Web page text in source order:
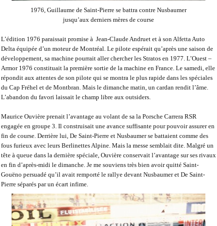
1976, Guillaume de Saint-Pierre se battra contre Nusbaumer
jusqu’aux derniers mères de course
L’édition 1976 paraissait promise à Jean-Claude Andruet et à son Alfetta Auto
Delta équipée d’un moteur de Montréal. Le pilote espérait qu’après une saison de
développement, sa machine pourrait aller chercher les Stratos en 1977. L’Ouest –
Armor 1976 constituait la première sortie de la machine en France. Le samedi, elle
répondit aux attentes de son pilote qui se montra le plus rapide dans les spéciales
du Cap Fréhel et de Montbran. Mais le dimanche matin, un cardan rendit l’âme.
L’abandon du favori laissait le champ libre aux outsiders.
Maurice Ouvière prenait l’avantage au volant de sa la Porsche Carrera RSR
engagée en groupe 3. Il construisait une avance suffisante pour pouvoir assurer en
fin de course. Derrière lui, De Saint-Pierre et Nusbaumer se battaient comme des
fous furieux avec leurs Berlinettes Alpine. Mais la messe semblait dite. Malgré un
tête à queue dans la dernière spéciale, Ouvière conservait l’avantage sur ses rivaux
en fin d’après-midi le dimanche. Je me souviens très bien avoir quitté Saint-
Gouëno persuadé qu’il avait remporté le rallye devant Nusbaumer et De Saint-
Pierre séparés par un écart infime.